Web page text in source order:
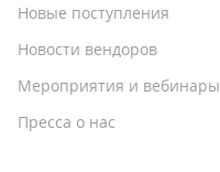
Новые поступления
Новости вендоров
Мероприятия и вебинары
Пресса о нас